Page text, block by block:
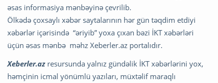
əsas informasiya mənbəyinə çevrilib.
Ölkədə çoxsaylı xəbər saytalarının hər gün təqdim etdiyi
xəbərlər içərisində “əriyib” yoxa çıxan bəzi İKT xəbərləri
üçün əsas mənbə məhz Xeberler.az portalıdır.
Xeberler.az resursunda yalnız gündəlik İKT xəbərlərini yox,
həmçinin icmal yönümlü yazıları, müxtəlif maraqlı